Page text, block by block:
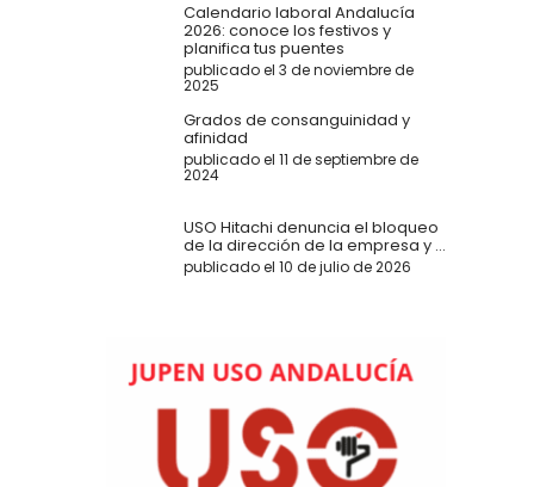
Calendario laboral Andalucía
2026: conoce los festivos y
planifica tus puentes
publicado el 3 de noviembre de
2025
Grados de consanguinidad y
afinidad
publicado el 11 de septiembre de
2024
USO Hitachi denuncia el bloqueo
de la dirección de la empresa y ...
publicado el 10 de julio de 2026